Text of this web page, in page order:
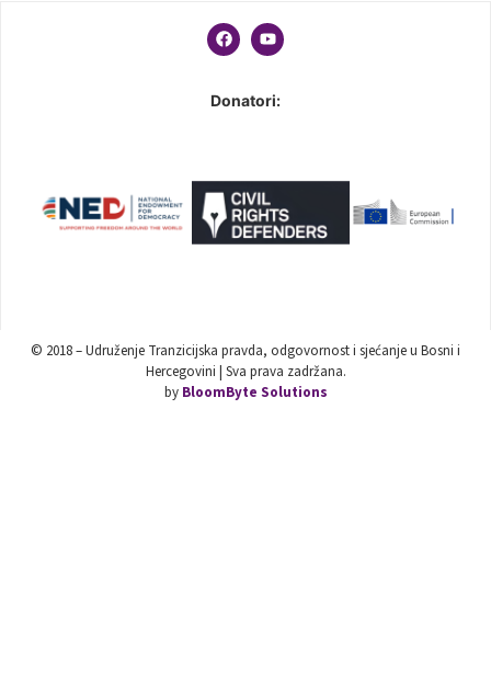
Donatori:
© 2018 – Udruženje Tranzicijska pravda, odgovornost i sjećanje u Bosni i
Hercegovini | Sva prava zadržana.
by BloomByte Solutions